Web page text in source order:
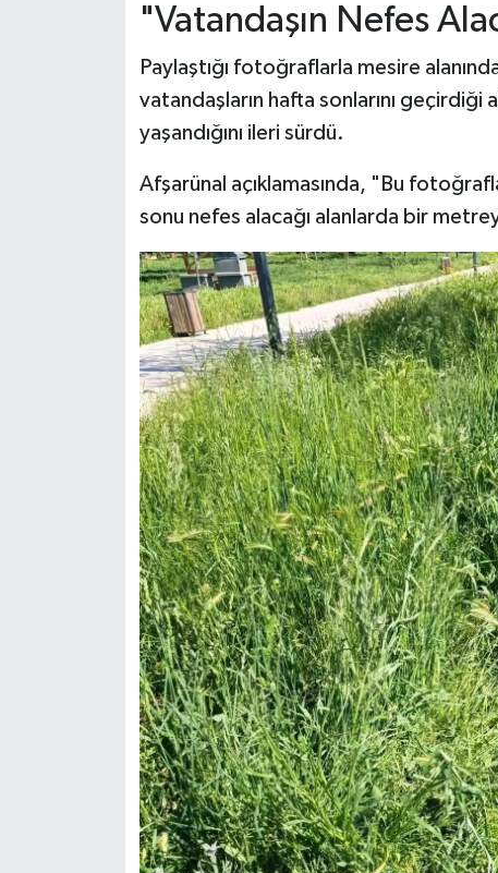
"Vatandaşın Nefes
Paylaştığı fotoğraflarla mesire
vatandaşların hafta sonlarını
yaşandığını ileri sürdü.
Afşarünal açıklamasında, "Bu
sonu nefes alacağı alanlarda bir